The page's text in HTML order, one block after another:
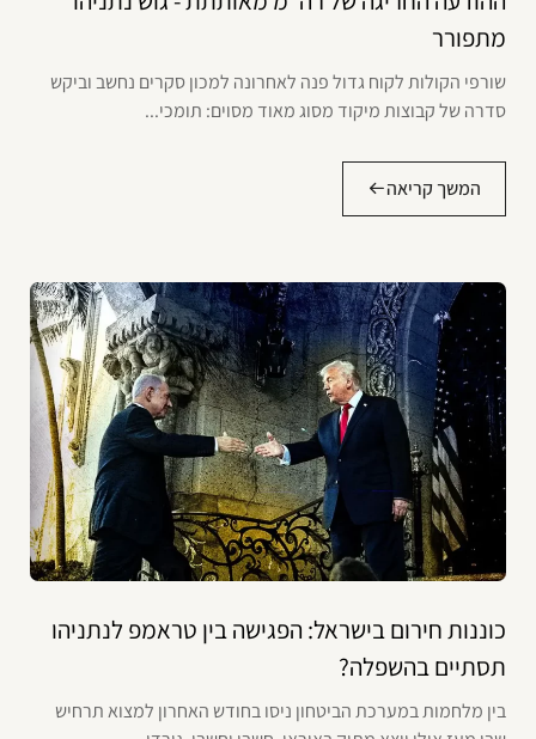
מתפורר
שורפי הקולות לקוח גדול פנה לאחרונה למכון סקרים נחשב וביקש
סדרה של קבוצות מיקוד מסוג מאוד מסוים: תומכי...
המשך קריאה
כוננות חירום בישראל: הפגישה בין טראמפ לנתניהו
תסתיים בהשפלה?
בין מלחמות במערכת הביטחון ניסו בחודש האחרון למצוא תרחיש